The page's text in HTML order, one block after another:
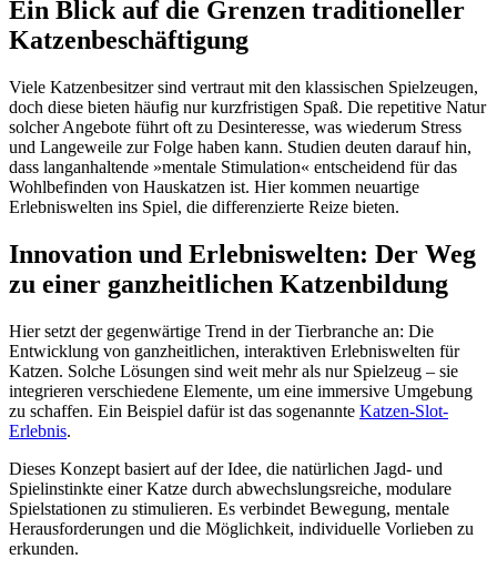
Ein Blick auf die Grenzen traditioneller
Katzenbeschäftigung
Viele Katzenbesitzer sind vertraut mit den klassischen Spielzeugen,
doch diese bieten häufig nur kurzfristigen Spaß. Die repetitive Natur
solcher Angebote führt oft zu Desinteresse, was wiederum Stress
und Langeweile zur Folge haben kann. Studien deuten darauf hin,
dass langanhaltende »mentale Stimulation« entscheidend für das
Wohlbefinden von Hauskatzen ist. Hier kommen neuartige
Erlebniswelten ins Spiel, die differenzierte Reize bieten.
Innovation und Erlebniswelten: Der Weg
zu einer ganzheitlichen Katzenbildung
Hier setzt der gegenwärtige Trend in der Tierbranche an: Die
Entwicklung von ganzheitlichen, interaktiven Erlebniswelten für
Katzen. Solche Lösungen sind weit mehr als nur Spielzeug – sie
integrieren verschiedene Elemente, um eine immersive Umgebung
zu schaffen. Ein Beispiel dafür ist das sogenannte Katzen-Slot-
Erlebnis.
Dieses Konzept basiert auf der Idee, die natürlichen Jagd- und
Spielinstinkte einer Katze durch abwechslungsreiche, modulare
Spielstationen zu stimulieren. Es verbindet Bewegung, mentale
Herausforderungen und die Möglichkeit, individuelle Vorlieben zu
erkunden.